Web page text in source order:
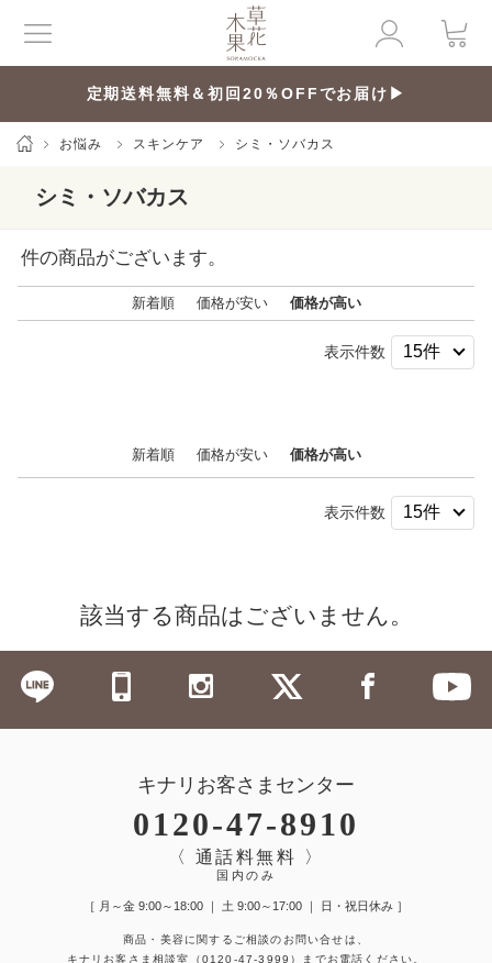
定期送料無料＆初回20％OFFでお届け▶
お悩み スキンケア シミ・ソバカス
シミ・ソバカス
件の商品がございます。
新着順 価格が安い 価格が高い
表示件数
新着順 価格が安い 価格が高い
表示件数
該当する商品はございません。
キナリお客さまセンター
0120-47-8910
〈 通話料無料 〉
国内のみ
［ 月～金 9:00～18:00 ｜ 土 9:00～17:00 ｜ 日・祝日休み ］
商品・美容に関するご相談のお問い合せは、
キナリお客さま相談室
（0120-47-3999）
までお電話ください。